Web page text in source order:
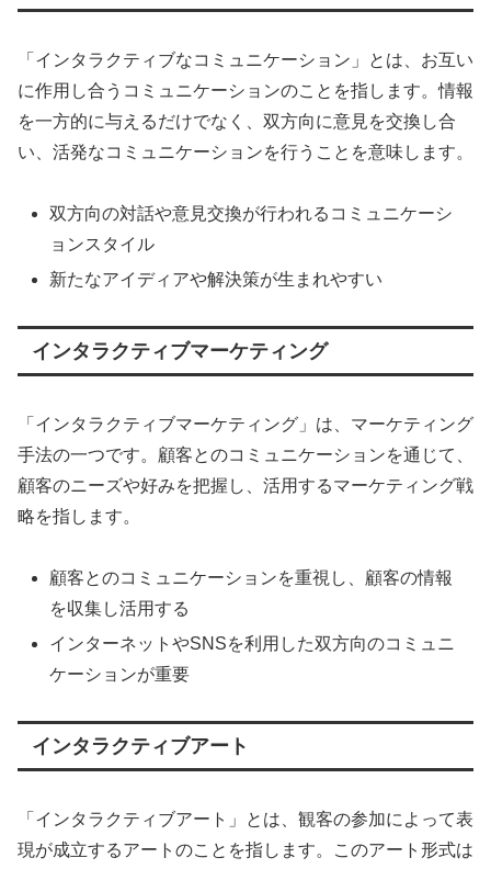
「インタラクティブなコミュニケーション」とは、お互い
に作用し合うコミュニケーションのことを指します。情報
を一方的に与えるだけでなく、双方向に意見を交換し合
い、活発なコミュニケーションを行うことを意味します。
双方向の対話や意見交換が行われるコミュニケーシ
ョンスタイル
新たなアイディアや解決策が生まれやすい
インタラクティブマーケティング
「インタラクティブマーケティング」は、マーケティング
手法の一つです。顧客とのコミュニケーションを通じて、
顧客のニーズや好みを把握し、活用するマーケティング戦
略を指します。
顧客とのコミュニケーションを重視し、顧客の情報
を収集し活用する
インターネットやSNSを利用した双方向のコミュニ
ケーションが重要
インタラクティブアート
「インタラクティブアート」とは、観客の参加によって表
現が成立するアートのことを指します。このアート形式は